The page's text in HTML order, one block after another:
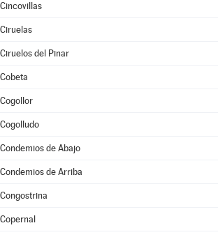
Cincovillas
Ciruelas
Ciruelos del Pinar
Cobeta
Cogollor
Cogolludo
Condemios de Abajo
Condemios de Arriba
Congostrina
Copernal